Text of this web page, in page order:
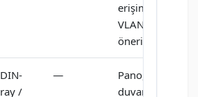
erişim (ayrı
VLAN/VRF
önerilir)
DIN-
ray /
—
Pano,
duvar, rack